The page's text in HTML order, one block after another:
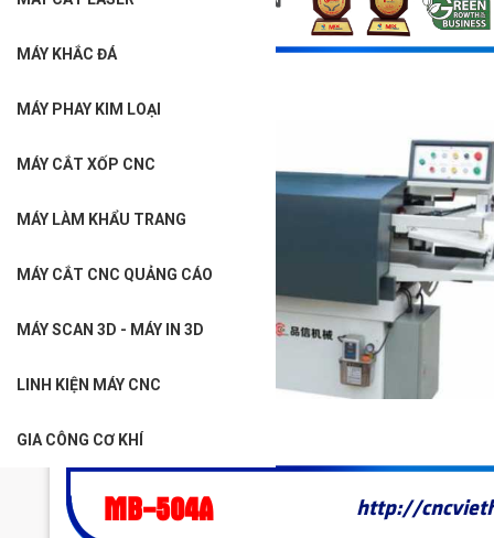
MÁY KHẮC ĐÁ
MÁY PHAY KIM LOẠI
MÁY CẮT XỐP CNC
MÁY LÀM KHẨU TRANG
MÁY CẮT CNC QUẢNG CÁO
MÁY SCAN 3D - MÁY IN 3D
LINH KIỆN MÁY CNC
GIA CÔNG CƠ KHÍ
http://
MB-504A